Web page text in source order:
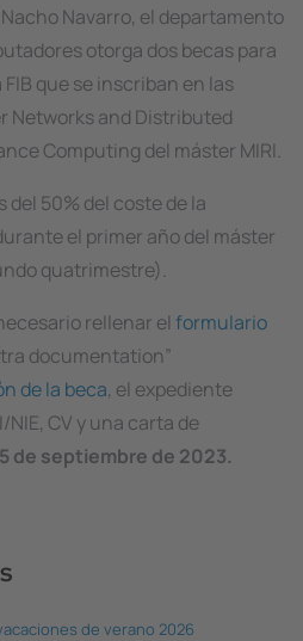
Navarro, el departamento
otorga dos becas para
que se inscriban en las
Networks and Distributed
Computing del máster MIRI.
del 50% del coste de la
el primer año del máster
quatrimestre).
rellenar el formulario
documentation”
de la beca, el expediente
CV y una carta de
de septiembre de 2023.
de verano 2026